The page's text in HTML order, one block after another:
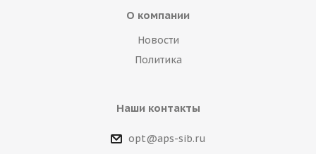
О компании
Новости
Политика
Наши контакты
opt@aps-sib.ru